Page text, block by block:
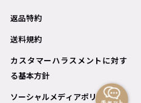
返品特約
送料規約
カスタマーハラスメントに対す
る基本方針
ソーシャルメディアポリシー